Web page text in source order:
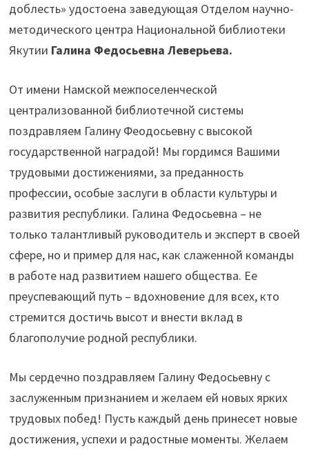
доблесть» удостоена заведующая Отделом научно-
методического центра Национальной библиотеки
Якутии Галина Федосьевна Леверьева.
От имени Намской межпоселенческой
централизованной библиотечной системы
поздравляем Галину Феодосьевну с высокой
государственной наградой! Мы гордимся Вашими
трудовыми достижениями, за преданность
профессии, особые заслуги в области культуры и
развития республики. Галина Федосьевна – не
только талантливый руководитель и эксперт в своей
сфере, но и пример для нас, как слаженной команды
в работе над развитием нашего общества. Ее
преуспевающий путь – вдохновение для всех, кто
стремится достичь высот и внести вклад в
благополучие родной республики.
Мы сердечно поздравляем Галину Федосьевну с
заслуженным признанием и желаем ей новых ярких
трудовых побед! Пусть каждый день принесет новые
достижения, успехи и радостные моменты. Желаем